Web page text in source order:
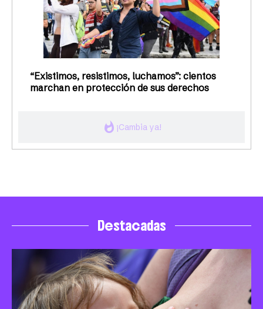
whatshot ¡Cambia ya!
“Existimos, resistimos, luchamos”: cientos
marchan en protección de sus derechos
Destacadas